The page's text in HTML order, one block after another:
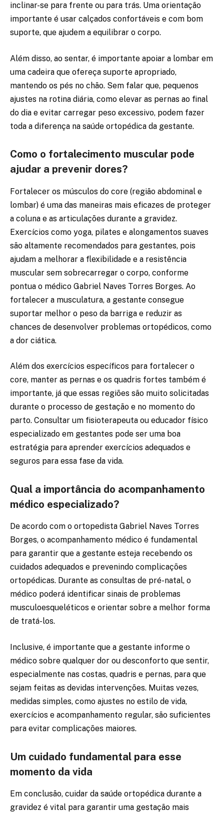
inclinar-se para frente ou para trás. Uma orientação
importante é usar calçados confortáveis e com bom
suporte, que ajudem a equilibrar o corpo.
Além disso, ao sentar, é importante apoiar a lombar em
uma cadeira que ofereça suporte apropriado,
mantendo os pés no chão. Sem falar que, pequenos
ajustes na rotina diária, como elevar as pernas ao final
do dia e evitar carregar peso excessivo, podem fazer
toda a diferença na saúde ortopédica da gestante.
Como o fortalecimento muscular pode
ajudar a prevenir dores?
Fortalecer os músculos do core (região abdominal e
lombar) é uma das maneiras mais eficazes de proteger
a coluna e as articulações durante a gravidez.
Exercícios como yoga, pilates e alongamentos suaves
são altamente recomendados para gestantes, pois
ajudam a melhorar a flexibilidade e a resistência
muscular sem sobrecarregar o corpo, conforme
pontua o médico Gabriel Naves Torres Borges. Ao
fortalecer a musculatura, a gestante consegue
suportar melhor o peso da barriga e reduzir as
chances de desenvolver problemas ortopédicos, como
a dor ciática.
Além dos exercícios específicos para fortalecer o
core, manter as pernas e os quadris fortes também é
importante, já que essas regiões são muito solicitadas
durante o processo de gestação e no momento do
parto. Consultar um fisioterapeuta ou educador físico
especializado em gestantes pode ser uma boa
estratégia para aprender exercícios adequados e
seguros para essa fase da vida.
Qual a importância do acompanhamento
médico especializado?
De acordo com o ortopedista Gabriel Naves Torres
Borges, o acompanhamento médico é fundamental
para garantir que a gestante esteja recebendo os
cuidados adequados e prevenindo complicações
ortopédicas. Durante as consultas de pré-natal, o
médico poderá identificar sinais de problemas
musculoesqueléticos e orientar sobre a melhor forma
de tratá-los.
Inclusive, é importante que a gestante informe o
médico sobre qualquer dor ou desconforto que sentir,
especialmente nas costas, quadris e pernas, para que
sejam feitas as devidas intervenções. Muitas vezes,
medidas simples, como ajustes no estilo de vida,
exercícios e acompanhamento regular, são suficientes
para evitar complicações maiores.
Um cuidado fundamental para esse
momento da vida
Em conclusão, cuidar da saúde ortopédica durante a
gravidez é vital para garantir uma gestação mais